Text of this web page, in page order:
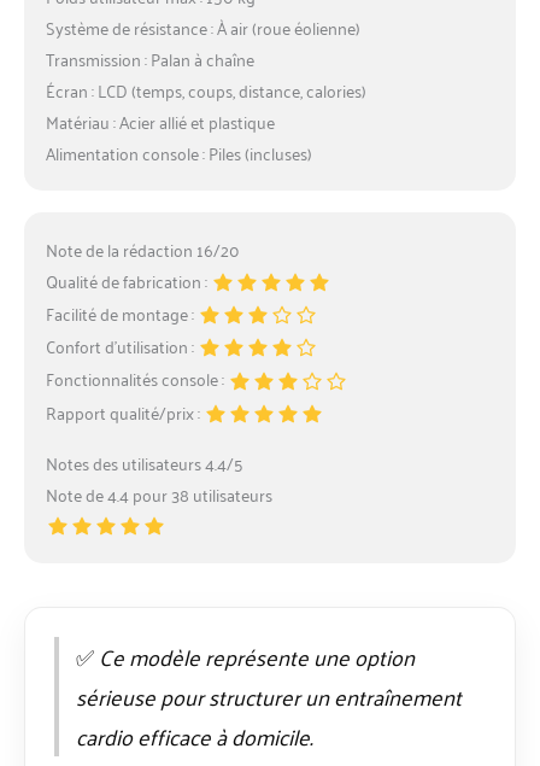
Système de résistance : À air (roue éolienne)
Transmission : Palan à chaîne
Écran : LCD (temps, coups, distance, calories)
Matériau : Acier allié et plastique
Alimentation console : Piles (incluses)
Note de la rédaction 16/20
Qualité de fabrication :
Facilité de montage :
Confort d’utilisation :
Fonctionnalités console :
Rapport qualité/prix :
Notes des utilisateurs 4.4/5
Note de 4.4 pour 38 utilisateurs
✅Ce modèle représente une option
sérieuse pour structurer un entraînement
cardio efficace à domicile.